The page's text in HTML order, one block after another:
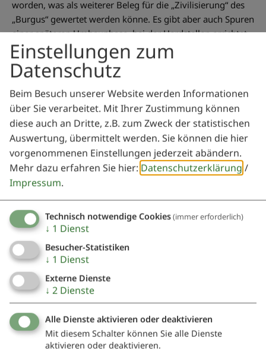
worden, was als weiterer Beleg für die „Zivilisierung“ des
„Burgus“ gewertet werden könne. Es gibt aber auch Spuren
einer späteren Umbauphase, bei der Herdstellen errichtet
wurden. Solche massiven Umbauten könnten mit einer
Umwidmung des Gebäudes einhergegangen sein.
Letztendlich wurden jedoch für keine der beiden Theorien,
ob burgus oder mansio, endgültige Beweise gefunden.
Informationen entnommen aus „villa nostra“ 3/2011
(Weißenburger Blätter): „Burgus oder Mansio? Neue
Erkenntnisse und Überlegungen zum Gebäude in der
Harlach“ von Andreas A. Schaflitzl
Lage
Die Anlage befindet sich im Waldstück in der "Harlach" bei
Burgsalach und ist von dort über die Burgusstraße zu
erreichen.
Zeige in Karte
Einstellungen zum
Datenschutz
Beim Besuch unserer Website werden Informationen
über Sie verarbeitet. Mit Ihrer Zustimmung können
diese auch an Dritte, z.B. zum Zweck der statistischen
Auswertung, übermittelt werden. Sie können die hier
vorgenommenen Einstellungen jederzeit abändern.
Mehr dazu erfahren Sie hier: Datenschutzerklärung /
Impressum.
Technisch notwendige Cookies(immer erforderlich)
↓ 1 Dienst
Besucher-Statistiken
↓ 1 Dienst
Externe Dienste
↓ 2 Dienste
Alle Dienste aktivieren oder deaktivieren
Mit diesem Schalter können Sie alle Dienste
aktivieren oder deaktivieren.